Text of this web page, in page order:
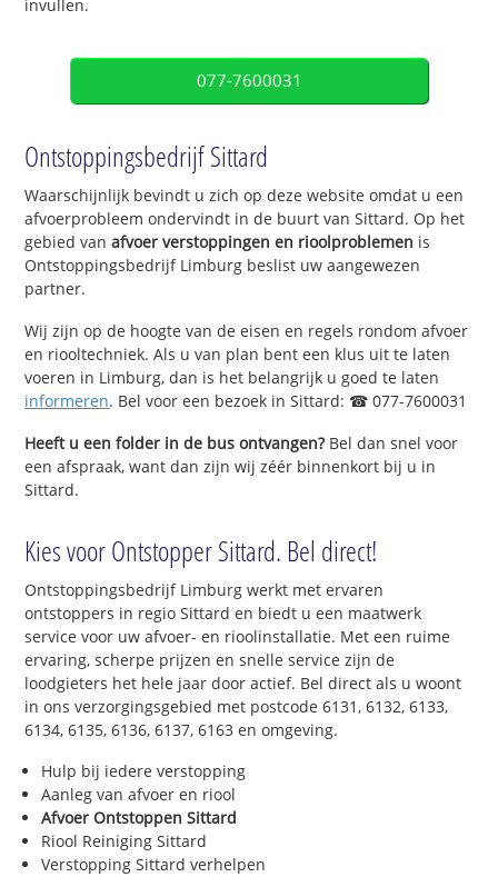
invullen.
077-7600031
Ontstoppingsbedrijf Sittard
Waarschijnlijk bevindt u zich op deze website omdat u een
afvoerprobleem ondervindt in de buurt van Sittard. Op het
gebied vanafvoer verstoppingen en rioolproblemen is
Ontstoppingsbedrijf Limburg beslist uw aangewezen
partner.
Wij zijn op de hoogte van de eisen en regels rondom afvoer
en riooltechniek. Als u van plan bent een klus uit te laten
voeren in Limburg, dan is het belangrijk u goed te laten
informeren. Bel voor een bezoek in Sittard: ☎ 077-7600031
Heeft u een folder in de bus ontvangen?Bel dan snel voor
een afspraak, want dan zijn wij zéér binnenkort bij u in
Sittard.
Kies voor Ontstopper Sittard. Bel direct!
Ontstoppingsbedrijf Limburg werkt met ervaren
ontstoppers in regio Sittard en biedt u een maatwerk
service voor uw afvoer- en rioolinstallatie. Met een ruime
ervaring, scherpe prijzen en snelle service zijn de
loodgieters het hele jaar door actief. Bel direct als u woont
in ons verzorgingsgebied met postcode 6131, 6132, 6133,
6134, 6135, 6136, 6137, 6163 en omgeving.
Hulp bij iedere verstopping
Aanleg van afvoer en riool
Afvoer Ontstoppen Sittard
Riool Reiniging Sittard
Verstopping Sittard verhelpen